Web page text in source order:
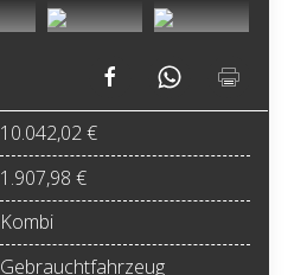
10.042,02 €
1.907,98 €
Kombi
Gebrauchtfahrzeug